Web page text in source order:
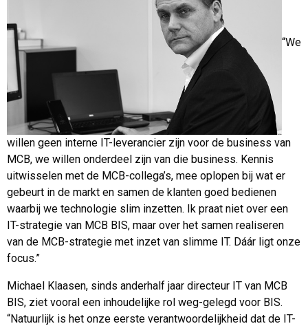
“We
willen geen interne IT-leverancier zijn voor de business van
MCB, we willen onderdeel zijn van die business. Kennis
uitwisselen met de MCB-collega’s, mee oplopen bij wat er
gebeurt in de markt en samen de klanten goed bedienen
waarbij we technologie slim inzetten. Ik praat niet over een
IT-strategie van MCB BIS, maar over het samen realiseren
van de MCB-strategie met inzet van slimme IT. Dáár ligt onze
focus.”
Michael Klaasen, sinds anderhalf jaar directeur IT van MCB
BIS, ziet vooral een inhoudelijke rol weg-gelegd voor BIS.
“Natuurlijk is het onze eerste verantwoordelijkheid dat de IT-